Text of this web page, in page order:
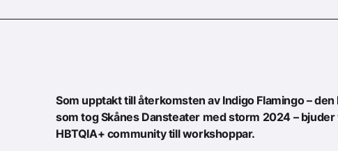
Som upptakt till återkomsten av Indigo Flamingo –
som tog Skånes Dansteater med storm 2024 –
HBTQIA+ community till workshoppar.